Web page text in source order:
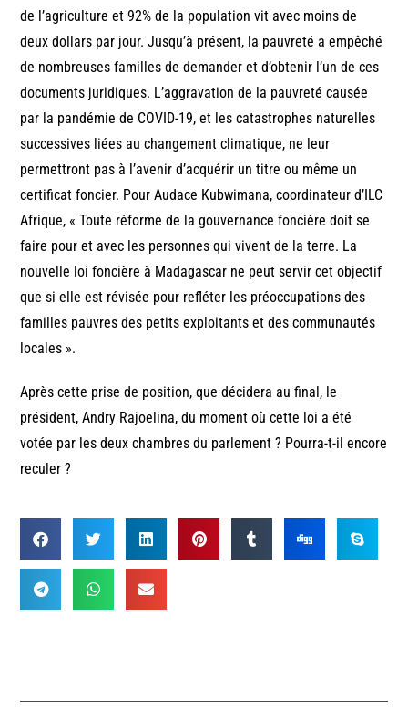
de l’agriculture et 92% de la population vit avec moins de
deux dollars par jour. Jusqu’à présent, la pauvreté a empêché
de nombreuses familles de demander et d’obtenir l’un de ces
documents juridiques. L’aggravation de la pauvreté causée
par la pandémie de COVID-19, et les catastrophes naturelles
successives liées au changement climatique, ne leur
permettront pas à l’avenir d’acquérir un titre ou même un
certificat foncier. Pour Audace Kubwimana, coordinateur d’ILC
Afrique, « Toute réforme de la gouvernance foncière doit se
faire pour et avec les personnes qui vivent de la terre. La
nouvelle loi foncière à Madagascar ne peut servir cet objectif
que si elle est révisée pour refléter les préoccupations des
familles pauvres des petits exploitants et des communautés
locales ».
Après cette prise de position, que décidera au final, le
président, Andry Rajoelina, du moment où cette loi a été
votée par les deux chambres du parlement ? Pourra-t-il encore
reculer ?